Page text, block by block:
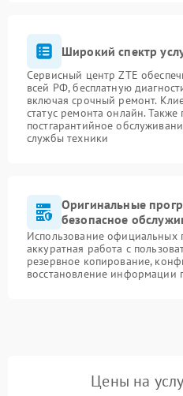
Широкий спектр
Сервисный центр ZTE
всей РФ, бесплатную
включая срочный ремонт.
статус ремонта онлайн. Также
постгарантийное
службы техники
Оригинальные
безопасное
Использование официальных
аккуратная работа с
резервное копирование,
восстановление информации
Цены на